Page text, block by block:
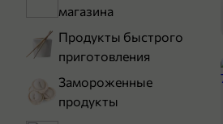
магазина
Продукты быстрого
приготовления
Замороженные
продукты